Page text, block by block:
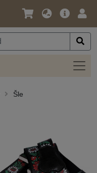
Jazyk
Měna
Hlavní
Šle